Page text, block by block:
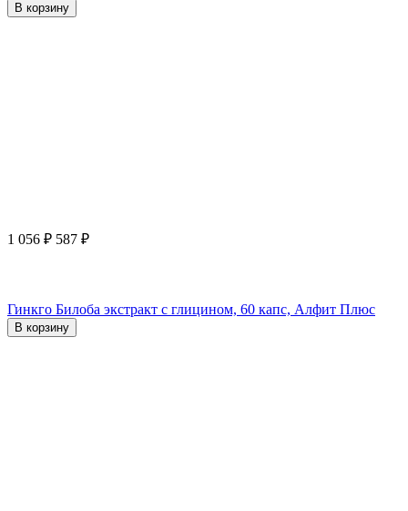
В корзину
1 056 ₽ 587 ₽
Гинкго Билоба экстракт с глицином, 60 капс, Алфит Плюс
В корзину